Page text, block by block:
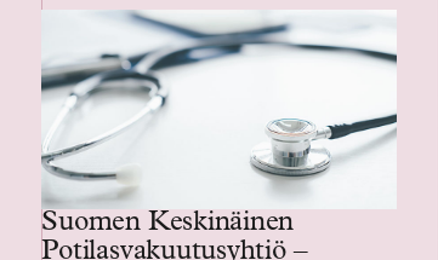
Suomen Keskinäinen
Potilasvakuutusyhtiö –